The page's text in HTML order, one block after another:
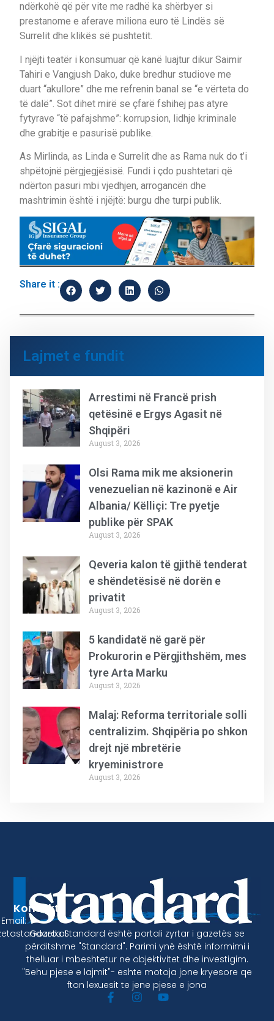
ndërkohë që për vite me radhë ka shërbyer si
prestanome e aferave miliona euro të Lindës së
Surrelit dhe klikës së pushtetit.
I njëjti teatër i konsumuar që kanë luajtur dikur Saimir
Tahiri e Vangjush Dako, duke bredhur studiove me
duart “akullore” dhe me refrenin banal se “e vërteta do
të dalë”. Sot dihet mirë se çfarë fshihej pas atyre
fytyrave “të pafajshme”: korrupsion, lidhje kriminale
dhe grabitje e pasurisë publike.
As Mirlinda, as Linda e Surrelit dhe as Rama nuk do t’i
shpëtojnë përgjegjësisë. Fundi i çdo pushtetari që
ndërton pasuri mbi vjedhjen, arrogancën dhe
mashtrimin është i njëjtë: burgu dhe turpi publik.
Share it :
Lajmet e fundit
Arrestimi në Francë prish
qetësinë e Ergys Agasit në
Shqipëri
August 3, 2026
Olsi Rama mik me aksionerin
venezuelian në kazinonë e Air
Albania/ Këlliçi: Tre pyetje
publike për SPAK
August 3, 2026
Qeveria kalon të gjithë tenderat
e shëndetësisë në dorën e
privatit
August 3, 2026
5 kandidatë në garë për
Prokurorin e Përgjithshëm, mes
tyre Arta Marku
August 3, 2026
Malaj: Reforma territoriale solli
centralizim. Shqipëria po shkon
drejt një mbretërie
kryeministrore
August 3, 2026
Gazeta Standard është portali zyrtar i gazetës se
përditshme "Standard". Parimi ynë është informimi i
thelluar i mbeshtetur ne objektivitet dhe investigim.
"Behu pjese e lajmit"- eshte motoja jone kryesore qe
fton lexuesit te jene pjese e jona
Kontakt
Email: